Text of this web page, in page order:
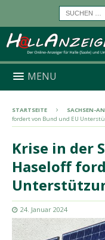
MENU
STARTSEITE SACHSEN-
fordert von Bund und EU
Krise in der
Haseloff
24. Januar 2024